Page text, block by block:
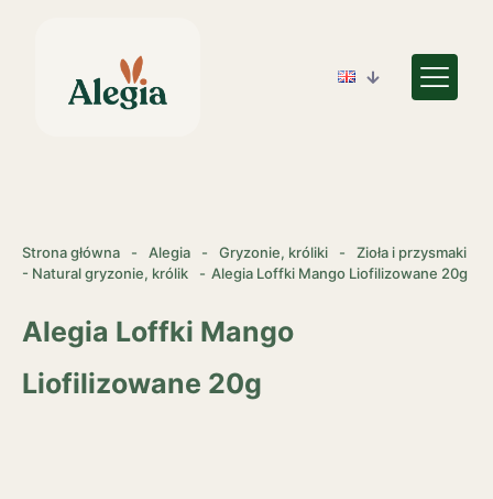
Strona główna - Alegia - Gryzonie, króliki -
Zioła i przysmaki
- Natural gryzonie, królik
- Alegia Loffki Mango Liofilizowane 20g
Alegia Loffki Mango
Liofilizowane 20g